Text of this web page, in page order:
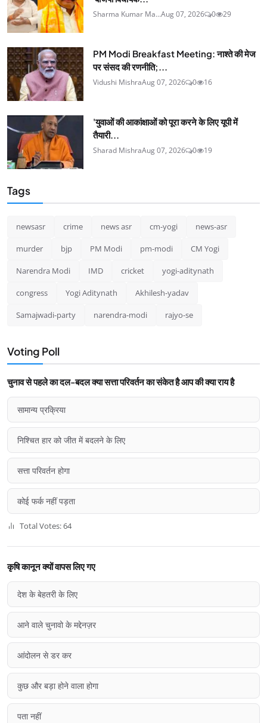
Sharma Kumar Ma...Aug 07, 2026 0 29
PM Modi Breakfast Meeting: नाश्ते की मेज
पर संसद की रणनीति;...
Vidushi MishraAug 07, 2026 0 16
'युवाओं की आकांक्षाओं को पूरा करने के लिए यूपी में
तैयारी...
Sharad MishraAug 07, 2026 0 19
Tags
newsasr crime news asr cm-yogi news-asr
murder bjp PM Modi pm-modi CM Yogi
Narendra Modi IMD cricket yogi-aditynath
congress Yogi Aditynath Akhilesh-yadav
Samajwadi-party narendra-modi rajyo-se
Voting Poll
चुनाव से पहले का दल-बदल क्या सत्ता परिवर्तन का संकेत है आप की क्या राय है
सामान्य प्रक्रिया
निश्चित हार को जीत में बदलने के लिए
सत्ता परिवर्तन होगा
कोई फर्क नहीं पड़ता
Total Votes: 64
कृषि कानून क्यों वापस लिए गए
देश के बेहतरी के लिए
आने वाले चुनावो के मद्देनज़र
आंदोलन से डर कर
कुछ और बड़ा होने वाला होगा
पता नहीं